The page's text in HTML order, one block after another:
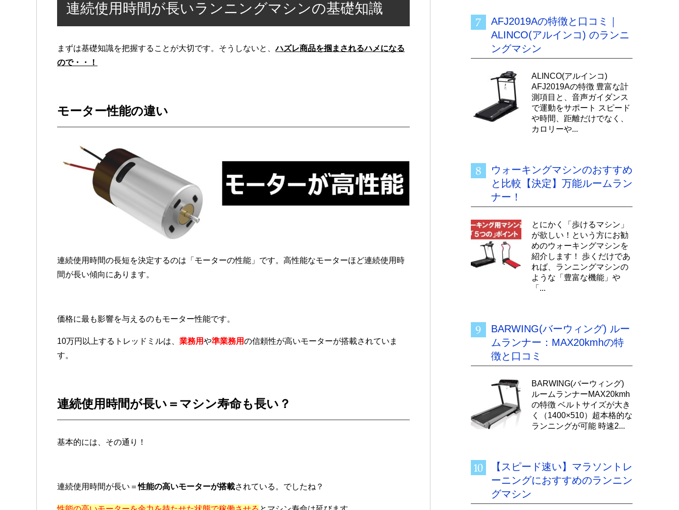
連続使用時間が長いランニングマシンの基礎知識
まずは基礎知識を把握することが大切です。そうしないと、ハズレ商品を掴まされるハメになる
ので・・！
モーター性能の違い
連続使用時間の長短を決定するのは「モーターの性能」です。高性能なモーターほど連続使用時
間が長い傾向にあります。
価格に最も影響を与えるのもモーター性能です。
10万円以上するトレッドミルは、 業務用や準業務用の信頼性が高いモーターが搭載されていま
す。
連続使用時間が長い＝マシン寿命も長い？
基本的には、その通り！
連続使用時間が長い＝性能の高いモーターが搭載されている。でしたね？
AFJ2019Aの特徴と口コミ｜
ALINCO(アルインコ) のランニ
ングマシン
ALINCO(アルインコ)
AFJ2019Aの特徴 豊富な計
測項目と、音声ガイダンス
で運動をサポート スピード
や時間、距離だけでなく、
カロリーや...
ウォーキングマシンのおすすめ
と比較【決定】万能ルームラン
ナー！
とにかく「歩けるマシン」
が欲しい！という方にお勧
めのウォーキングマシンを
紹介します！ 歩くだけであ
れば、ランニングマシンの
ような「豊富な機能」や
「...
BARWING(バーウィング) ルー
ムランナー：MAX20kmhの特
徴と口コミ
BARWING(バーウィング)
ルームランナーMAX20kmh
の特徴 ベルトサイズが大き
く（1400×510）超本格的な
ランニングが可能 時速2...
【スピード速い】マラソントレ
ーニングにおすすめのランニン
グマシン